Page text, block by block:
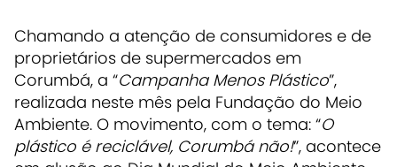
Chamando a atenção de consumidores e de
proprietários de supermercados em
Corumbá, a “Campanha Menos Plástico”,
realizada neste mês pela Fundação do Meio
Ambiente. O movimento, com o tema: “O
plástico é reciclável, Corumbá não!”, acontece